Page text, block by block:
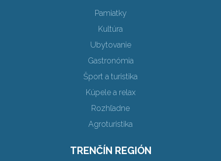
Pamiatky
Kultúra
Ubytovanie
Gastronómia
Šport a turistika
Kúpele a relax
Rozhľadne
Agroturistika
TRENČÍN REGIÓN